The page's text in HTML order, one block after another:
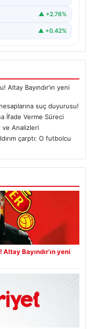
▲ +2.76%
▲ +0.42%
Bayındır’ın yeni
suç duyurusu!
İfade Verme Süreci
ve Analizleri
çarptı: O futbolcu
Bayındır’ın yeni